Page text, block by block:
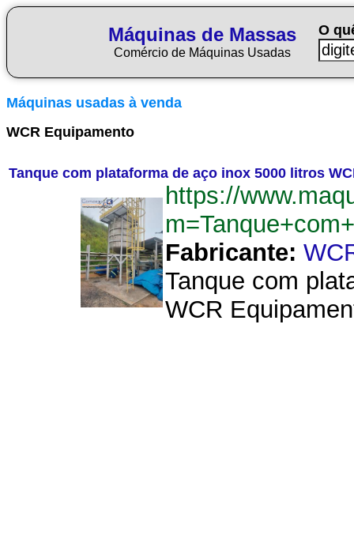
Máquinas de Massas
Comércio de Máquinas Usadas
O
Máquinas usadas à venda
WCR Equipamento
Tanque com plataforma de aço inox 5000 litros
https://
Fabricante:
Tanque com
WCR